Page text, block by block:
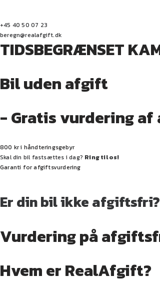
+45 40 50 07 23
beregn@realafgift.dk
TIDSBEGRÆNSET
Bil uden afgift
- Gratis vurdering
800 kr i håndteringsgebyr
Skal din bil fastsættes i dag? Ring til os!
Garanti for afgiftsvurdering
Er din bil ikke afgiftsfri?
Vurdering på
Hvem er RealAfgift?